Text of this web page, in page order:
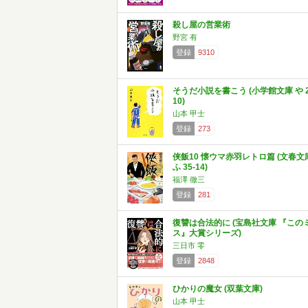
殺し屋の営業術
野宮 有
登録
9310
そうだ小説を書こう (小学館文庫 や
10)
山本 甲士
登録
273
侠飯10 懐ウマ赤羽レトロ篇 (文春文
ふ 35-14)
福澤 徹三
登録
281
復讐は合法的に (宝島社文庫 『この
ス』大賞シリーズ)
三日市 零
登録
2848
ひかりの魔女 (双葉文庫)
山本 甲士